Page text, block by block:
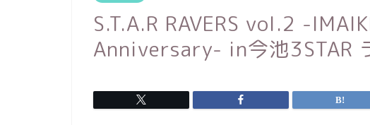
S.T.A.R RAVERS vol.2 -
Anniversary- in今池3STAR